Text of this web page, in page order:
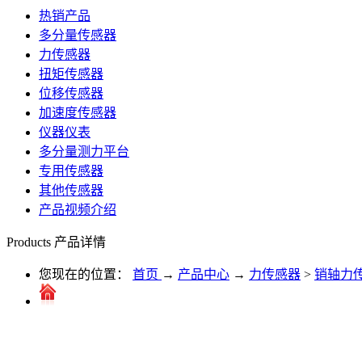
热销产品
多分量传感器
力传感器
扭矩传感器
位移传感器
加速度传感器
仪器仪表
多分量测力平台
专用传感器
其他传感器
产品视频介绍
Products 产品详情
您现在的位置： 首页 → 产品中心 → 力传感器 > 销轴力